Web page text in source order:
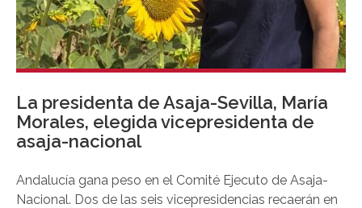
La presidenta de Asaja-Sevilla, María
Morales, elegida vicepresidenta de
asaja-nacional
Andalucía gana peso en el Comité Ejecuto de Asaja-
Nacional. Dos de las seis vicepresidencias recaerán en